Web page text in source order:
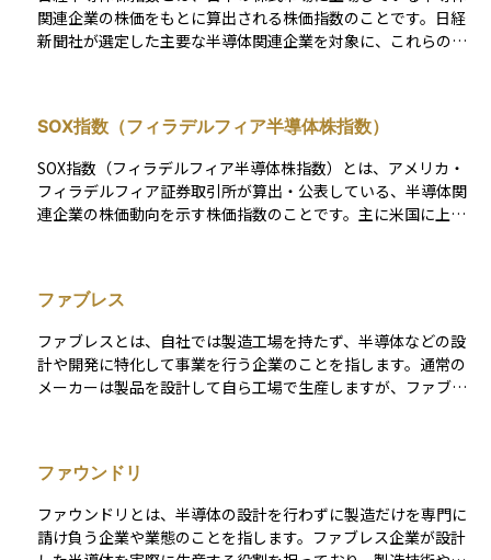
関連企業の株価をもとに算出される株価指数のことです。日経
新聞社が選定した主要な半導体関連企業を対象に、これらの企
動きを見ることで、日本の半導体業界全体の勢いや市場のトレ
ンドを把握する手がかりになります。特にハイテク株や製造業
への投資を考えている方にとって、参考となる指標です。
SOX指数（フィラデルフィア半導体株指数）
SOX指数（フィラデルフィア半導体株指数）とは、アメリカ・
フィラデルフィア証券取引所が算出・公表している、半導体関
連企業の株価動向を示す株価指数のことです。主に米国に上場
が含まれています。 この指数は、半導体業界全体の成長性や市
況の変化を敏感に反映するため、テクノロジー関連株式やハイ
テク分野の動向をつかむうえで、非常に重要な指標とされてい
ます。また、AI、5G、自動運転、クラウドなどの分野で半導体
需要が高まっている中、SOX指数は投資家の注目を集める指数
れています。
ファブレス
ファブレスとは、自社では製造工場を持たず、半導体などの設
計や開発に特化して事業を行う企業のことを指します。通常の
メーカーは製品を設計して自ら工場で生産しますが、ファブレ
き、半導体業界のイノベーションを支える存在となっていま
す。投資の観点では、需要の増加に伴って利益を伸ばしやすい
特徴がある一方で、生産を委託している企業の動向に影響を受
けやすい点もあります。
ファウンドリ
ファウンドリとは、半導体の設計を行わずに製造だけを専門に
請け負う企業や業態のことを指します。ファブレス企業が設計